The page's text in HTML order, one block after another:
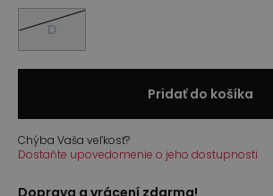
D
Pridať do košíka
Chýba Vaša veľkosť?
Dostaňte upovedomenie o jeho dostupnosti
Doprava a vrácení zdarma!